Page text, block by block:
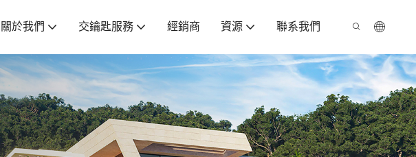
關於我們 交鑰匙服務 經銷商 資源 聯系我們